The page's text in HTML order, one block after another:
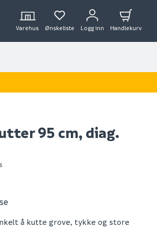
Varehus Ønskeliste Logg inn Handlekurv
95 cm, diag.
å kutte grove, tykke og store